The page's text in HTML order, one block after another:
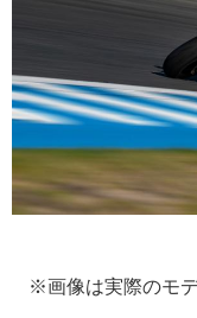
※画像は実際のモ